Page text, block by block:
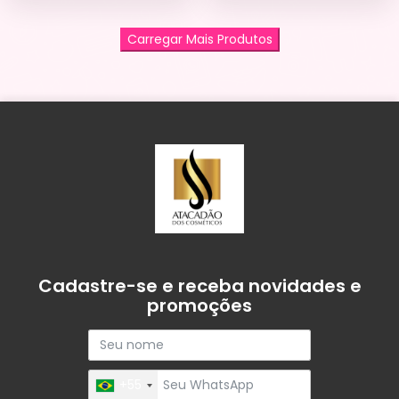
Carregar Mais Produtos
Cadastre-se e receba novidades e
promoções